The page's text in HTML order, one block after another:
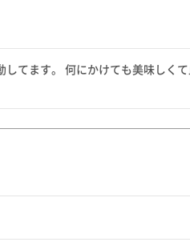
てます。 何にかけても美味しく